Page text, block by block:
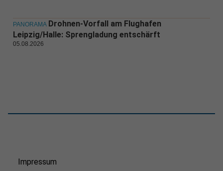
PANORAMA Drohnen-Vorfall am Flughafen
Leipzig/Halle: Sprengladung entschärft
05.08.2026
Impressum